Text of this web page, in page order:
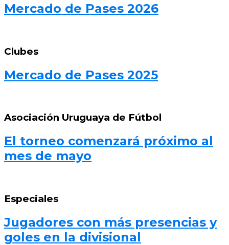
Mercado de Pases 2026
Clubes
Mercado de Pases 2025
Asociación Uruguaya de Fútbol
El torneo comenzará próximo al
mes de mayo
Especiales
Jugadores con más presencias y
goles en la divisional